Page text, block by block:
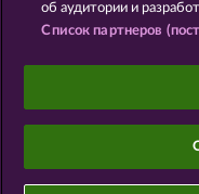
Данный портал
для
©2026
об аудитории и
Список партнеров